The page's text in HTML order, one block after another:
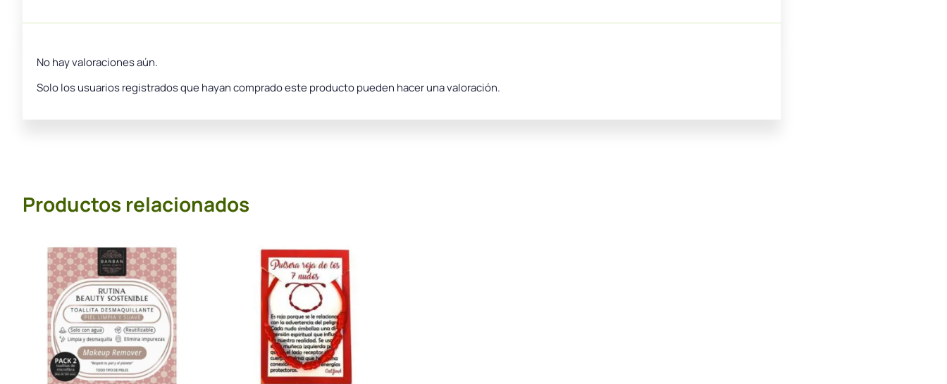
No hay valoraciones aún.
Solo los usuarios registrados que hayan comprado este producto pueden hacer una valoración.
Productos relacionados